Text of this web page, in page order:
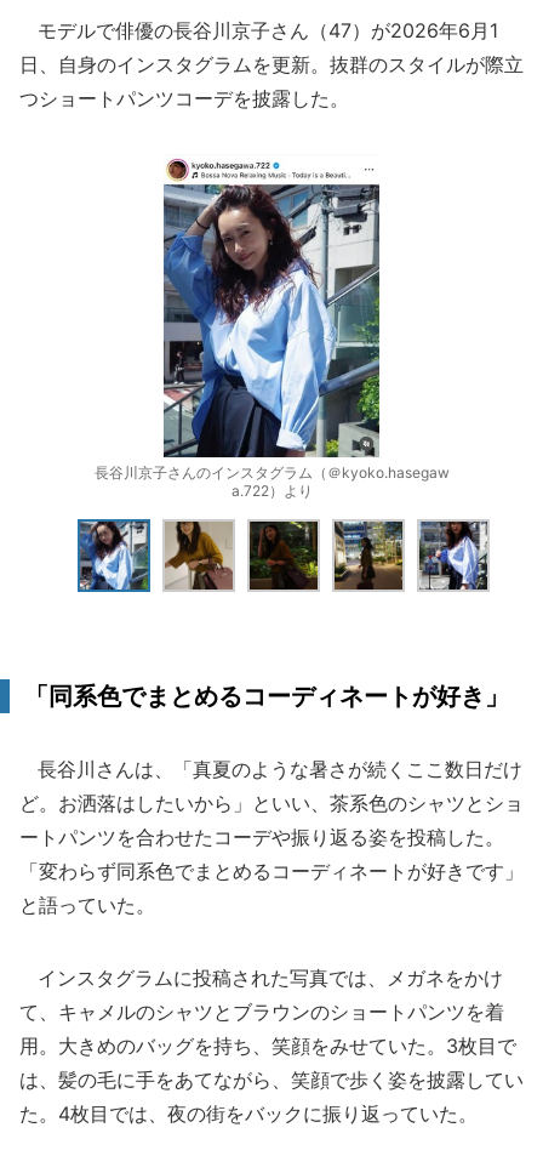
モデルで俳優の長谷川京子さん（47）が2026年6月1
日、自身のインスタグラムを更新。抜群のスタイルが際立
つショートパンツコーデを披露した。
長谷川京子さんのインスタグラム（＠kyoko.hasegaw
a.722）より
「同系色でまとめるコーディネートが好き」
長谷川さんは、「真夏のような暑さが続くここ数日だけ
ど。お洒落はしたいから」といい、茶系色のシャツとショ
ートパンツを合わせたコーデや振り返る姿を投稿した。
「変わらず同系色でまとめるコーディネートが好きです」
と語っていた。
インスタグラムに投稿された写真では、メガネをかけ
て、キャメルのシャツとブラウンのショートパンツを着
用。大きめのバッグを持ち、笑顔をみせていた。3枚目で
は、髪の毛に手をあてながら、笑顔で歩く姿を披露してい
た。4枚目では、夜の街をバックに振り返っていた。